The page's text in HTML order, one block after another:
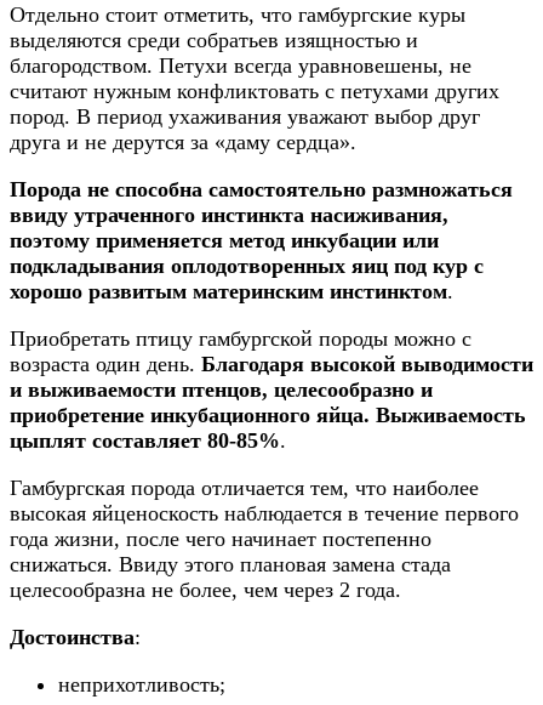
Отдельно стоит отметить, что гамбургские куры
выделяются среди собратьев изящностью и
благородством. Петухи всегда уравновешены, не
считают нужным конфликтовать с петухами других
пород. В период ухаживания уважают выбор друг
друга и не дерутся за «даму сердца».
Порода не способна самостоятельно размножаться
ввиду утраченного инстинкта насиживания,
поэтому применяется метод инкубации или
подкладывания оплодотворенных яиц под кур с
хорошо развитым материнским инстинктом.
Приобретать птицу гамбургской породы можно с
возраста один день. Благодаря высокой выводимости
и выживаемости птенцов, целесообразно и
приобретение инкубационного яйца. Выживаемость
цыплят составляет 80-85%.
Гамбургская порода отличается тем, что наиболее
высокая яйценоскость наблюдается в течение первого
года жизни, после чего начинает постепенно
снижаться. Ввиду этого плановая замена стада
целесообразна не более, чем через 2 года.
Достоинства:
неприхотливость;